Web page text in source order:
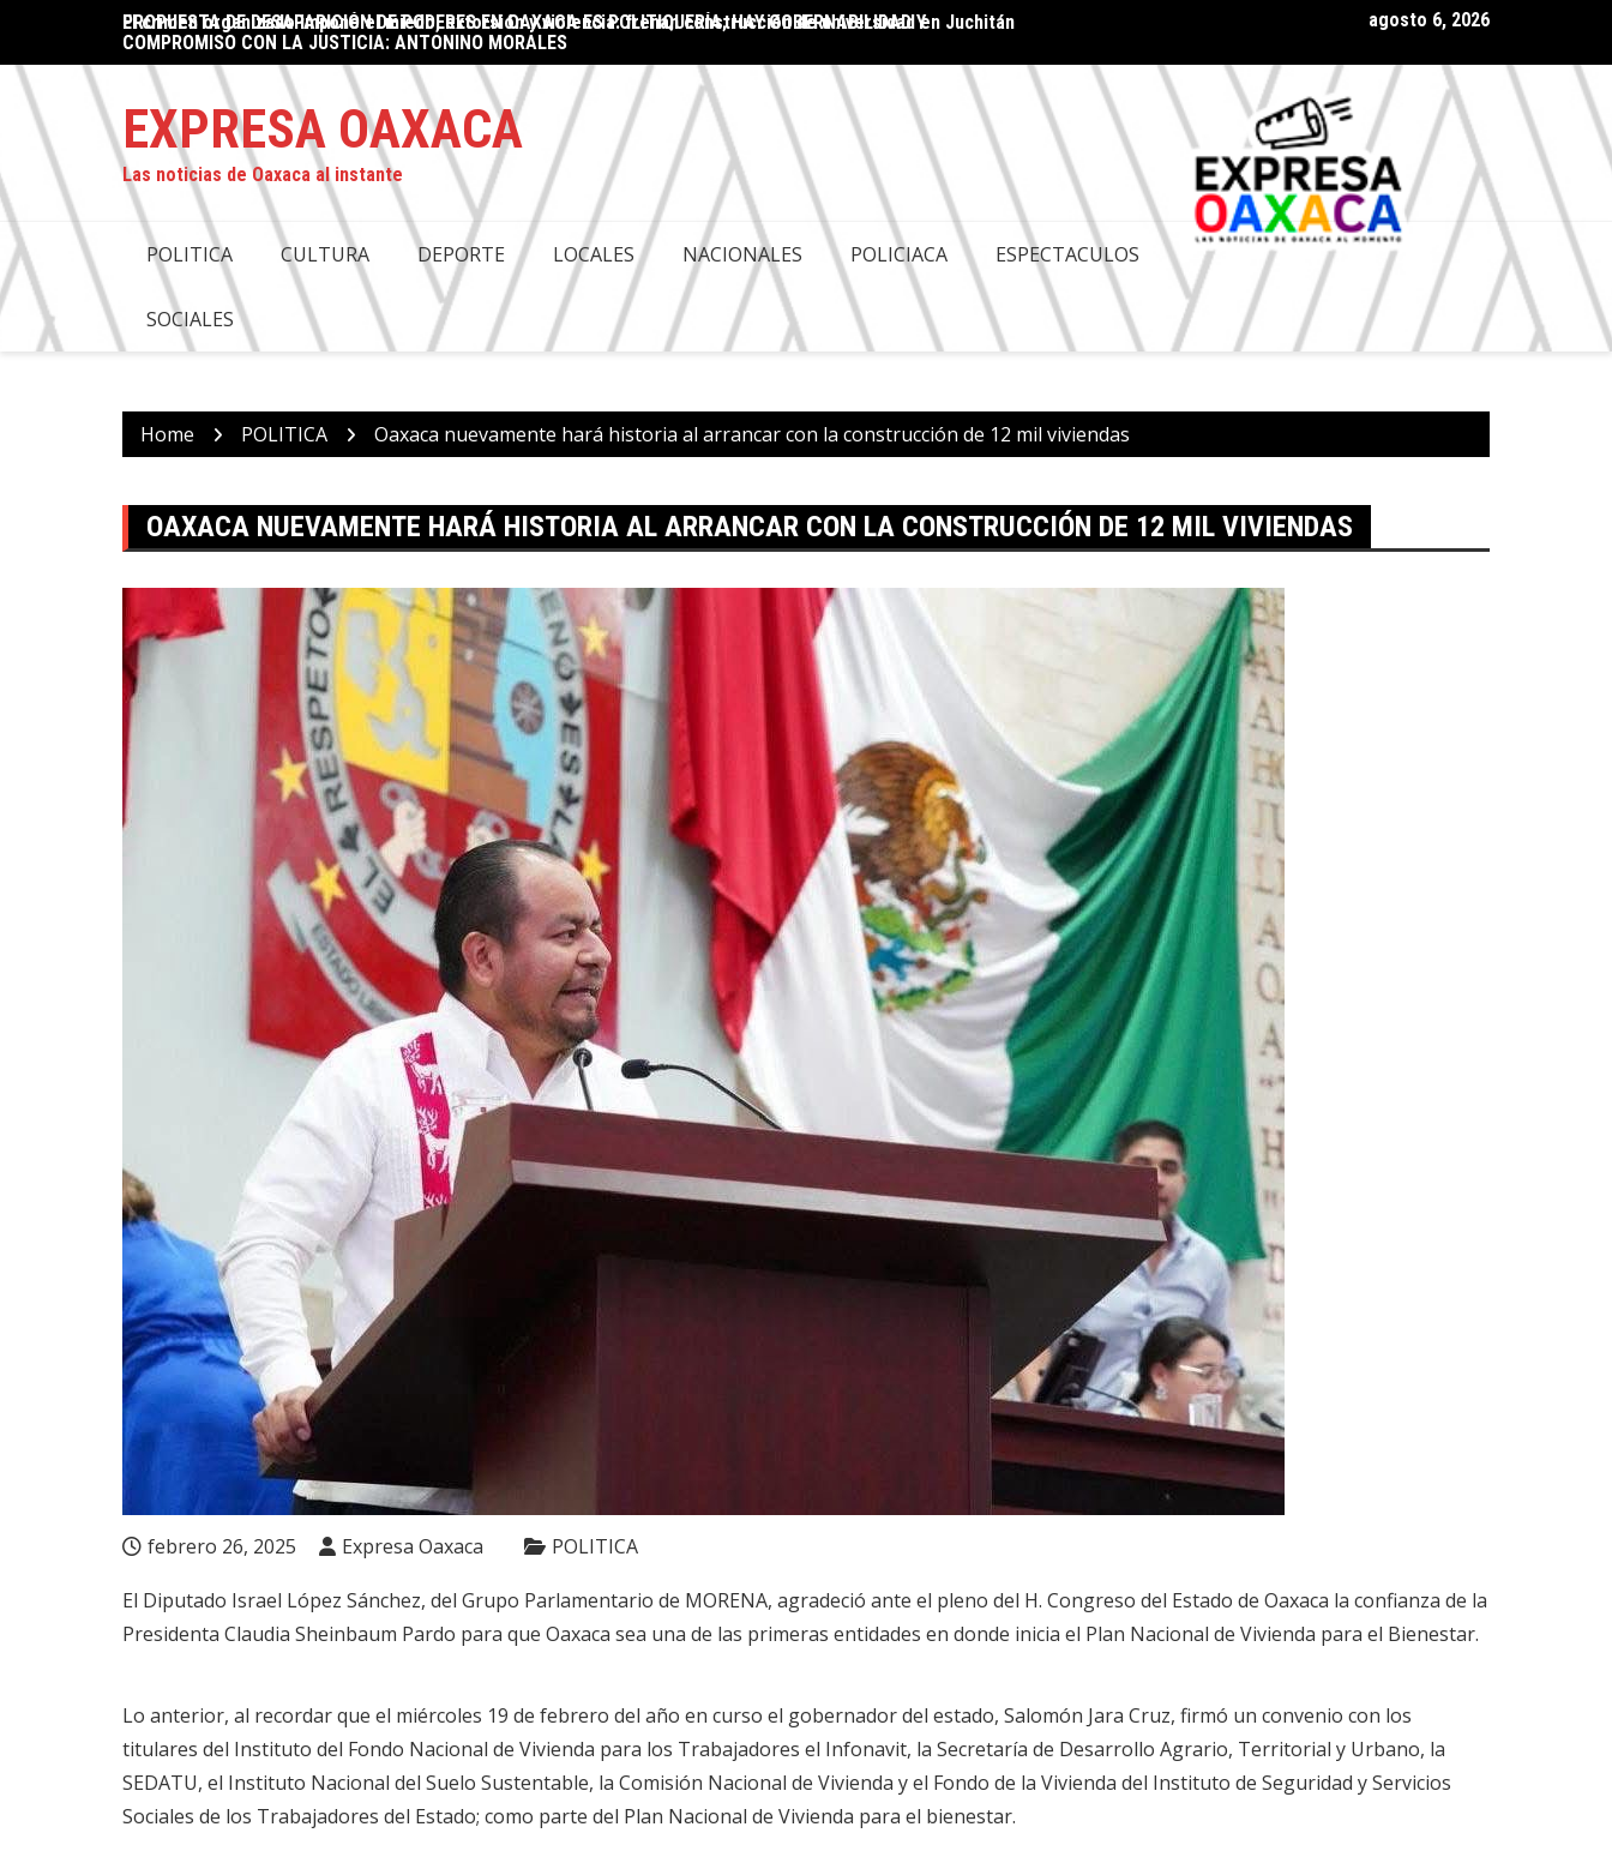
content
PROPUESTA DE DESAPARICIÓN DE PODERES EN OAXACA ES POLITIQUERÍA; HAY GOBERNABILIDAD Y
COMPROMISO CON LA JUSTICIA: ANTONINO MORALES
Oaxaca supera los 650 mdp de derrama económica en el marco de la Guelaguetza 2026 Destaca Antonino Morales respaldo de presidenta Claudia Sheinbaum
agosto 6, 2026
EXPRESA OAXACA
Las noticias de Oaxaca al instante
POLITICA CULTURA DEPORTE LOCALES NACIONALES POLICIACA ESPECTACULOS
SOCIALES
Home POLITICA Oaxaca nuevamente hará historia al arrancar con la construcción de 12 mil viviendas
OAXACA NUEVAMENTE HARÁ HISTORIA AL ARRANCAR CON LA CONSTRUCCIÓN DE 12 MIL VIVIENDAS
febrero 26, 2025 Expresa Oaxaca POLITICA
El Diputado Israel López Sánchez, del Grupo Parlamentario de MORENA, agradeció ante el pleno del H. Congreso del Estado de Oaxaca la confianza de la
Presidenta Claudia Sheinbaum Pardo para que Oaxaca sea una de las primeras entidades en donde inicia el Plan Nacional de Vivienda para el Bienestar.
Lo anterior, al recordar que el miércoles 19 de febrero del año en curso el gobernador del estado, Salomón Jara Cruz, firmó un convenio con los
titulares del Instituto del Fondo Nacional de Vivienda para los Trabajadores el Infonavit, la Secretaría de Desarrollo Agrario, Territorial y Urbano, la
SEDATU, el Instituto Nacional del Suelo Sustentable, la Comisión Nacional de Vivienda y el Fondo de la Vivienda del Instituto de Seguridad y Servicios
Sociales de los Trabajadores del Estado; como parte del Plan Nacional de Vivienda para el bienestar.